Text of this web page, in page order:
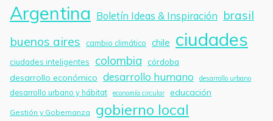
Argentina Boletín Ideas & Inspiración brasil
buenos aires
cambio climático chile ciudades
ciudades inteligentes colombia córdoba
desarrollo económico desarrollo humano desarrollo urbano
desarrollo urbano y hábitat economía circular educación
Gestión y Gobernanza gobierno local